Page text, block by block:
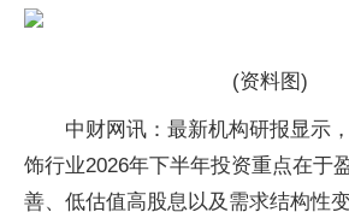
(资料图)
中财网讯：最新机构研报显示
饰行业2026年下半年投资重点在于
善、低估值高股息以及需求结构性